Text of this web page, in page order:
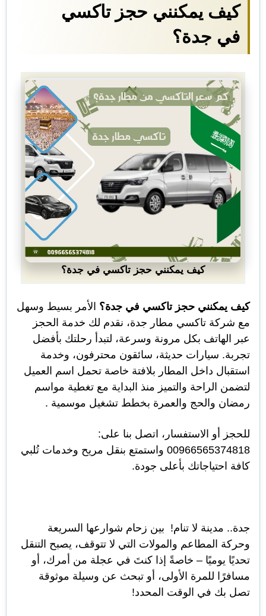
كيف يمكنني حجز تاكسي
في جدة؟
كيف يمكنني حجز تاكسي في جدة؟
كيف يمكنني حجز تاكسي في جدة؟ الأمر بسيط وسهل
مع شركة تاكسي مطار جدة، نقدم لك خدمة الحجز
عبر الهاتف بكل مرونة وسرعة، لتبدأ رحلتك بأفضل
تجربة. سيارات حديثة، سائقون محترفون، وخدمة
استقبال داخل المطار بلافتة خاصة تحمل اسم العميل
لتضمن الراحة والتميز منذ البداية مع تغطية مواسم
رمضان والحج والعمرة بخطط تشغيل موسمية .
للحجز أو الاستفسار، اتصل بنا على:
00966565374818 واستمتع بنقل مريح وخدمات تُلبي
كافة احتياجاتك بأعلى جودة.
جدة.. مدينة لا تنام! بين زحام شوارعها السريعة
وحركة المطاعم والمولات التي لا تتوقف، يصبح التنقل
تحديًا يوميًا – خاصةً إذا كنتَ في عجلة من أمرك، أو
مسافرًا للمرة الأولى، أو تبحث عن وسيلة موثوقة
تصل بك في الوقت المحدد!